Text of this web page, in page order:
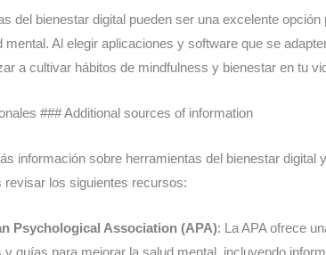
del bienestar digital pueden ser una excelente
mental. Al elegir aplicaciones y software que se
a cultivar hábitos de mindfulness y bienestar en tu
### Additional sources of information
información sobre herramientas del bienestar digital
revisar los siguientes recursos:
Psychological Association (APA): La APA ofrece
y guías para mejorar la salud mental, incluyendo